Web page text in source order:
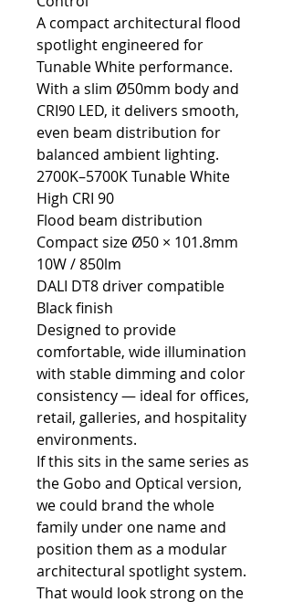
A compact architectural flood
spotlight engineered for
Tunable White performance.
With a slim Ø50mm body and
CRI90 LED, it delivers smooth,
even beam distribution for
balanced ambient lighting.
2700K–5700K Tunable White
High CRI 90
Flood beam distribution
Compact size Ø50 × 101.8mm
10W / 850lm
DALI DT8 driver compatible
Black finish
Designed to provide
comfortable, wide illumination
with stable dimming and color
consistency — ideal for offices,
retail, galleries, and hospitality
environments.
If this sits in the same series as
the Gobo and Optical version,
we could brand the whole
family under one name and
position them as a modular
architectural spotlight system.
That would look strong on the